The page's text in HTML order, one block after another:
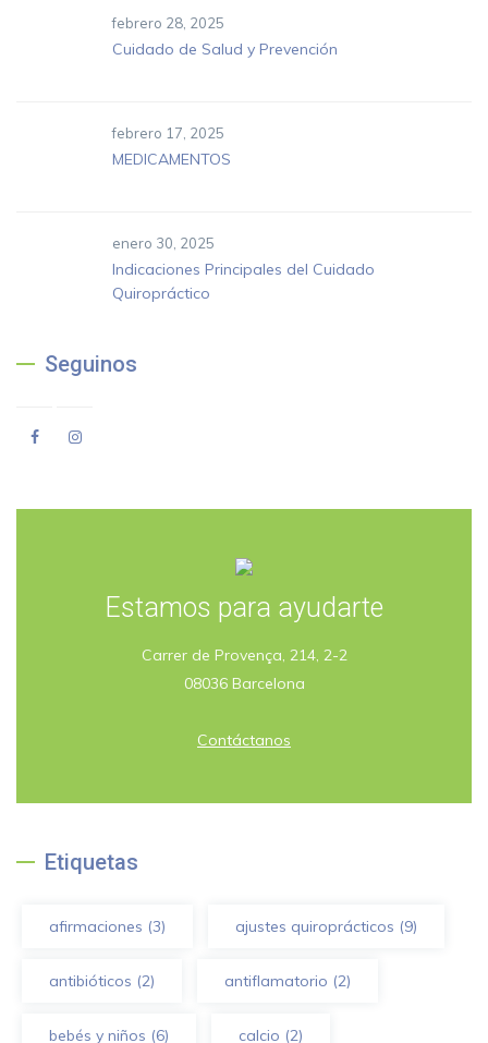
febrero 28, 2025
Cuidado de Salud y Prevención
febrero 17, 2025
MEDICAMENTOS
enero 30, 2025
Indicaciones Principales del Cuidado
Quiropráctico
Seguinos
Estamos para ayudarte
Carrer de Provença, 214, 2-2
08036 Barcelona
Contáctanos
Etiquetas
afirmaciones (3) ajustes quiroprácticos (9)
antibióticos (2) antiflamatorio (2)
bebés y niños (6) calcio (2)